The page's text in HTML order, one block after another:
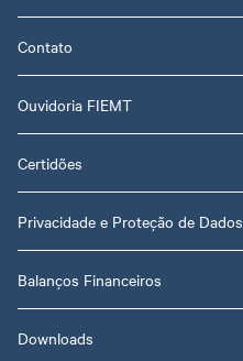
Contato
Ouvidoria FIEMT
Certidões
Privacidade e Proteção de Dados
Balanços Financeiros
Downloads